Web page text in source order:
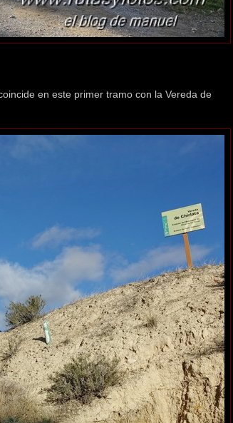
en este primer tramo con la Vereda de